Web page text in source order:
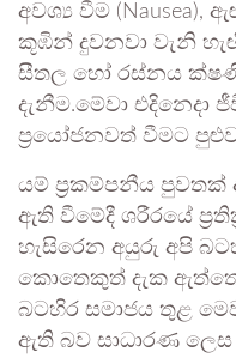
අවශ්‍ය වීම (Nausea),
කූඹින් දුවනවා වැනි
සීතල හෝ රස්නය
දැනීම.මේවා එදිනෙදා
ප්‍රයෝජනවත් වීමට
යම් ප්‍රකම්පනීය
ඇති වීමේදී ශරීරයේ
හැසිරෙන අයුරු අපි
කොතෙකුත් දැක
බටහිර සමාජය තුළ
ඇති බව සාධාරණ